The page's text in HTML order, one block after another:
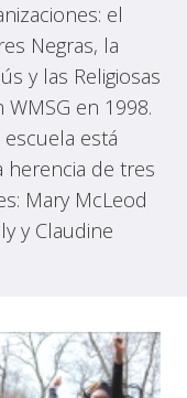
el
Negras, la
y las Religiosas
en 1998.
está
herencia de tres
Mary McLeod
y Claudine